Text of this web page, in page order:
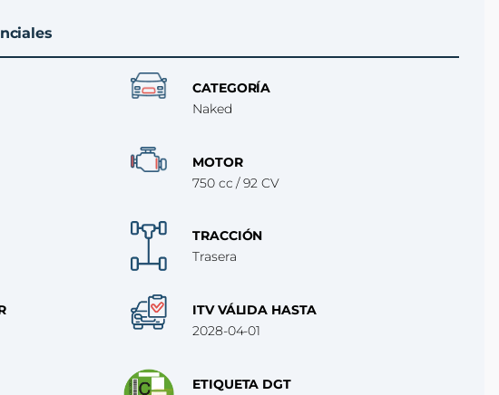
CATEGORÍA
Naked
MOTOR
750 cc / 92 CV
TRACCIÓN
Trasera
ITV VÁLIDA HASTA
2028-04-01
ETIQUETA DGT